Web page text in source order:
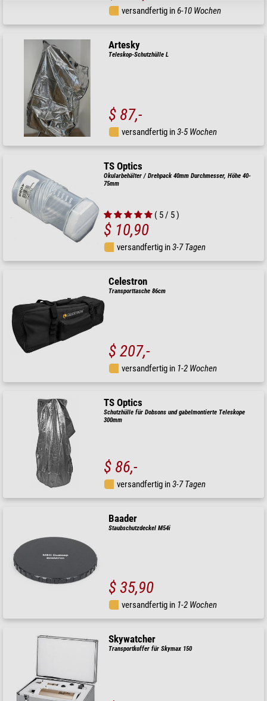
versandfertig in6-10 Wochen
Artesky
Teleskop-Schutzhülle L
$ 87,-
versandfertig in3-5 Wochen
TS Optics
Okularbehälter / Drehpack 40mm Durchmesser, Höhe 40-
75mm
( 5 / 5 )
$ 10,90
versandfertig in3-7 Tagen
Celestron
Transporttasche 86cm
$ 207,-
versandfertig in 1-2 Wochen
TS Optics
Schutzhülle für Dobsons und gabelmontierte Teleskope
300mm
$ 86,-
versandfertig in3-7 Tagen
Baader
Staubschutzdeckel M54i
$ 35,90
versandfertig in 1-2 Wochen
Skywatcher
Transportkoffer für Skymax 150